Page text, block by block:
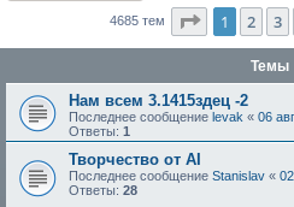
4685 тем Страница
1 2 3
Темы
Нам всем 3.1415здец -2
Последнее сообщение levak « 06
Ответы: 1
Творчество от AI
Последнее сообщение Stanislav «
Ответы: 28